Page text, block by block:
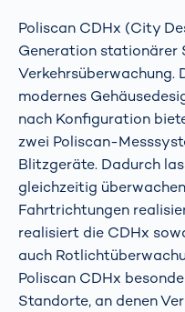
Poliscan CDHx (City
Generation stationärer
Verkehrsüberwachung.
modernes
nach Konfiguration
zwei Poliscan-
Blitzgeräte. Dadurch
gleichzeitig
Fahrtrichtungen
realisiert die CDHx
auch
Poliscan CDHx
Standorte, an denen